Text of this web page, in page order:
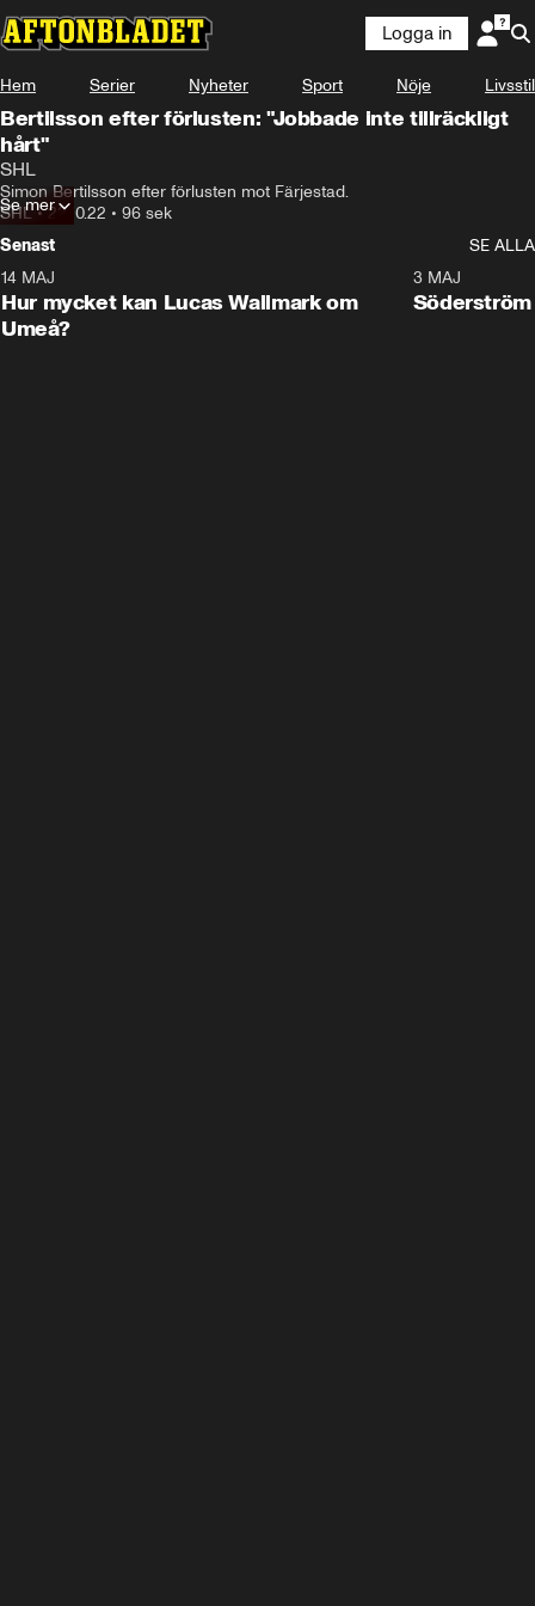
Logga in
Hem Serier Nyheter Sport Nöje Livsstil
Bertilsson efter förlusten: "Jobbade inte tillräckligt
hårt"
SHL
Simon Bertilsson efter förlusten mot Färjestad.
SHL•22.10.22 • 96 sek
Se mer
Senast
SE ALLA
Plus
14 MAJ
Hur mycket kan Lucas Wallmark om
Umeå?
3 MAJ